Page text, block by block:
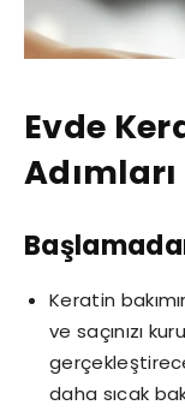
Evde
Adımları
Keratin
ve saçınızı
daha sıcak